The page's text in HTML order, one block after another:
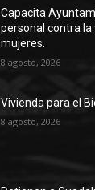
Capacita
personal contra la
mujeres.
8 agosto, 2026
Vivienda para el
8 agosto, 2026